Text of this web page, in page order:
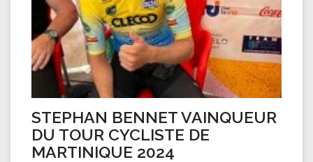
STEPHAN BENNET VAINQUEUR
DU TOUR CYCLISTE DE
MARTINIQUE 2024